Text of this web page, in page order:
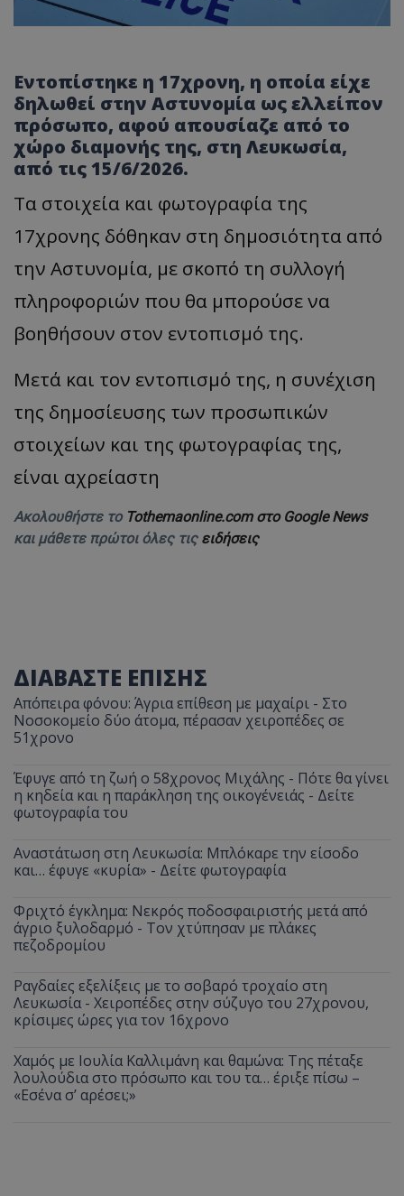
Εντοπίστηκε η 17χρονη, η οποία είχε
δηλωθεί στην Αστυνομία ως ελλείπον
πρόσωπο, αφού απουσίαζε από το
χώρο διαμονής της, στη Λευκωσία,
από τις 15/6/2026.
Τα στοιχεία και φωτογραφία της
17χρονης δόθηκαν στη δημοσιότητα από
την Αστυνομία, με σκοπό τη συλλογή
πληροφοριών που θα μπορούσε να
βοηθήσουν στον εντοπισμό της.
Μετά και τον εντοπισμό της, η συνέχιση
της δημοσίευσης των προσωπικών
στοιχείων και της φωτογραφίας της,
είναι αχρείαστη
Ακολουθήστε το Tothemaonline.com στο Google News
και μάθετε πρώτοι όλες τις ειδήσεις
ΔΙΑΒΑΣΤΕ ΕΠΙΣΗΣ
Απόπειρα φόνου: Άγρια επίθεση με μαχαίρι - Στο
Νοσοκομείο δύο άτομα, πέρασαν χειροπέδες σε
51χρονο
Έφυγε από τη ζωή ο 58χρονος Μιχάλης - Πότε θα γίνει
η κηδεία και η παράκληση της οικογένειάς - Δείτε
φωτογραφία του
Αναστάτωση στη Λευκωσία: Μπλόκαρε την είσοδο
και… έφυγε «κυρία» - Δείτε φωτογραφία
Φριχτό έγκλημα: Νεκρός ποδοσφαιριστής μετά από
άγριο ξυλοδαρμό - Τον χτύπησαν με πλάκες
πεζοδρομίου
Ραγδαίες εξελίξεις με το σοβαρό τροχαίο στη
Λευκωσία - Χειροπέδες στην σύζυγο του 27χρονου,
κρίσιμες ώρες για τον 16χρονο
Χαμός με Ιουλία Καλλιμάνη και θαμώνα: Της πέταξε
λουλούδια στο πρόσωπο και του τα… έριξε πίσω –
«Εσένα σ’ αρέσει;»